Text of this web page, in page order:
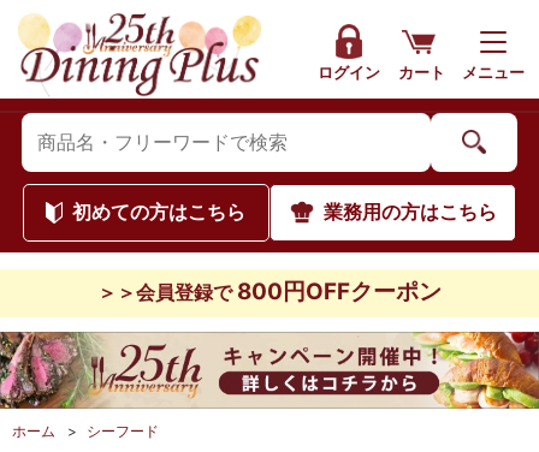
ログイン カート メニュー
初めての方はこちら 業務用の方はこちら
＞＞会員登録で 800円OFFクーポン
ホーム > シーフード